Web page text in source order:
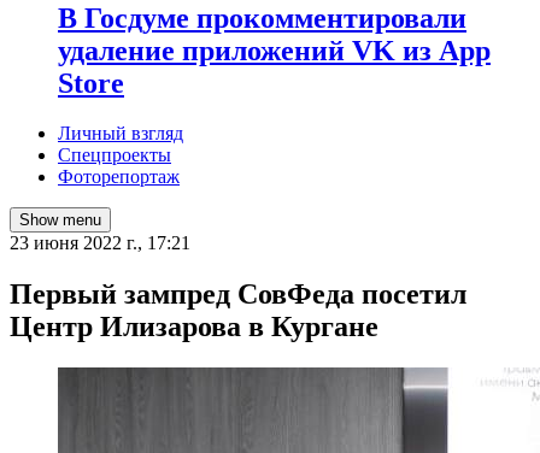
В Госдуме прокомментировали
удаление приложений VK из App
Store
Личный взгляд
Спецпроекты
Фоторепортаж
Show menu
23 июня 2022 г., 17:21
Первый зампред СовФеда посетил
Центр Илизарова в Кургане